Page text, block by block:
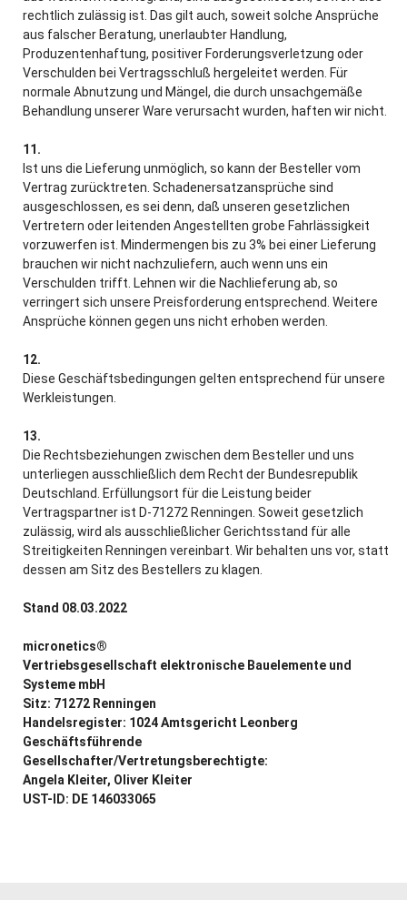
rechtlich zulässig ist. Das gilt auch, soweit solche Ansprüche
aus falscher Beratung, unerlaubter Handlung,
Produzentenhaftung, positiver Forderungsverletzung oder
Verschulden bei Vertragsschluß hergeleitet werden. Für
normale Abnutzung und Mängel, die durch unsachgemäße
Behandlung unserer Ware verursacht wurden, haften wir nicht.
11.
Ist uns die Lieferung unmöglich, so kann der Besteller vom
Vertrag zurücktreten. Schadenersatzansprüche sind
ausgeschlossen, es sei denn, daß unseren gesetzlichen
Vertretern oder leitenden Angestellten grobe Fahrlässigkeit
vorzuwerfen ist. Mindermengen bis zu 3% bei einer Lieferung
brauchen wir nicht nachzuliefern, auch wenn uns ein
Verschulden trifft. Lehnen wir die Nachlieferung ab, so
verringert sich unsere Preisforderung entsprechend. Weitere
Ansprüche können gegen uns nicht erhoben werden.
12.
Diese Geschäftsbedingungen gelten entsprechend für unsere
Werkleistungen.
13.
Die Rechtsbeziehungen zwischen dem Besteller und uns
unterliegen ausschließlich dem Recht der Bundesrepublik
Deutschland. Erfüllungsort für die Leistung beider
Vertragspartner ist D-71272 Renningen. Soweit gesetzlich
zulässig, wird als ausschließlicher Gerichtsstand für alle
Streitigkeiten Renningen vereinbart. Wir behalten uns vor, statt
dessen am Sitz des Bestellers zu klagen.
Stand 08.03.2022
micronetics®
Vertriebsgesellschaft elektronische Bauelemente und
Systeme mbH
Sitz: 71272 Renningen
Handelsregister: 1024 Amtsgericht Leonberg
Geschäftsführende
Gesellschafter/Vertretungsberechtigte:
Angela Kleiter, Oliver Kleiter
UST-ID: DE 146033065